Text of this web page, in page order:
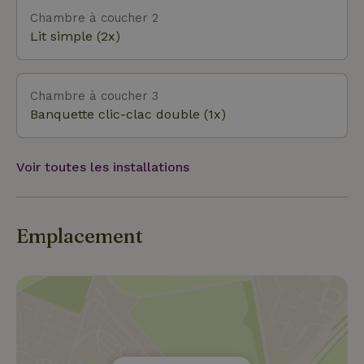
de la vue matinale sur les prés à chevaux jusqu'à la
lisière de la forêt à quelques pas. Nous nous
réjouissons de ta visite !
Chambre à coucher 2
Lit simple (2x)
Chambre à coucher 3
Banquette clic-clac double (1x)
Voir toutes les installations
Emplacement